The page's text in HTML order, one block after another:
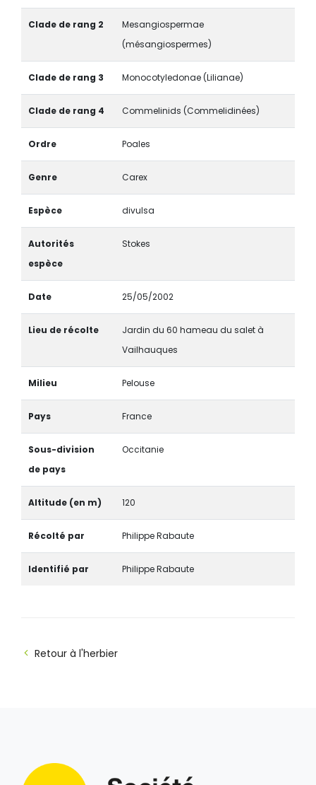
Clade de rang 2
Mesangiospermae
(mésangiospermes)
Clade de rang 3 Monocotyledonae (Lilianae)
Clade de rang 4 Commelinids (Commelidinées)
Ordre Poales
Genre Carex
Espèce divulsa
Autorités
espèce
Stokes
Date 25/05/2002
Lieu de récolte
Jardin du 60 hameau du salet à
Vailhauques
Milieu Pelouse
Pays France
Sous-division
de pays
Occitanie
Altitude (en m) 120
Récolté par Philippe Rabaute
Identifié par Philippe Rabaute
Retour à l'herbier